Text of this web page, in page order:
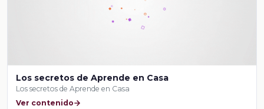
Los secretos de Aprende en Casa
Los secretos de Aprende en Casa
Ver contenido